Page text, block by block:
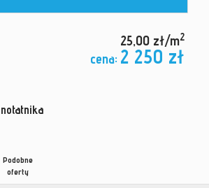
25,00 zł/m2
cena: 2 250 zł
Podobne
oferty